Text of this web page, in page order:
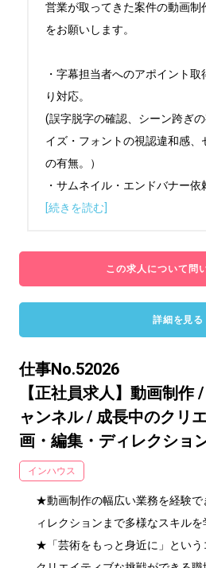
営業が取ってきた案件の動画制
をお願いします。
・字幕担当者へのアポイント
り対応。
(誤字脱字の確認、シーン跨ぎ
イズ・フォントの視認違和感、
の有無。）
・サムネイル・エンドバナー
[続きを読む]
この求人について問
詳細を見る
仕事No.52026
【正社員求人】動画制作
ャンネル / 成長中のクリ
画・編集・ディレクショ
インハウス
★動画制作の幅広い業務を経験で
ィレクションまで多様なスキルを
★「芸術をもっと身近に」という